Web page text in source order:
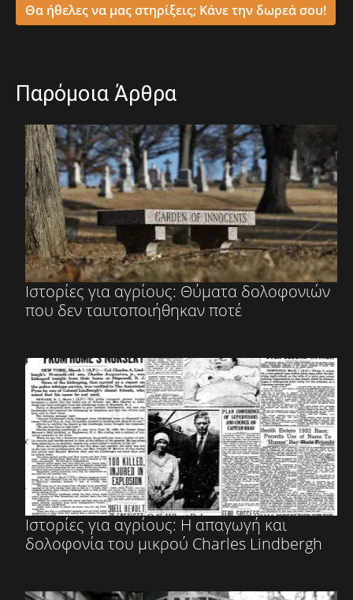
Θα ήθελες να μας στηρίξεις; Κάνε την δωρεά σου!
Παρόμοια Άρθρα
Ιστορίες για αγρίους: Θύματα δολοφονιών
που δεν ταυτοποιήθηκαν ποτέ
Ιστορίες για αγρίους: Η απαγωγή και
δολοφονία του μικρού Charles Lindbergh